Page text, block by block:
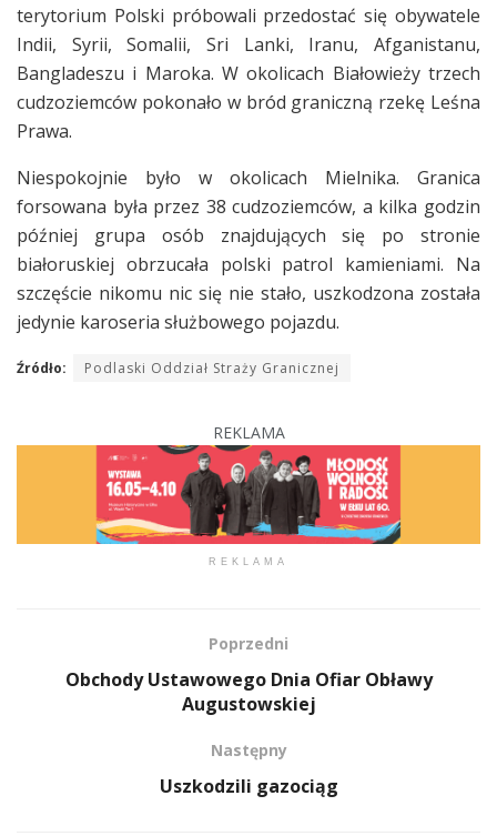
terytorium Polski próbowali przedostać się obywatele
Indii, Syrii, Somalii, Sri Lanki, Iranu, Afganistanu,
Bangladeszu i Maroka. W okolicach Białowieży trzech
cudzoziemców pokonało w bród graniczną rzekę Leśna
Prawa.
Niespokojnie było w okolicach Mielnika. Granica
forsowana była przez 38 cudzoziemców, a kilka godzin
później grupa osób znajdujących się po stronie
białoruskiej obrzucała polski patrol kamieniami. Na
szczęście nikomu nic się nie stało, uszkodzona została
jedynie karoseria służbowego pojazdu.
Źródło: Podlaski Oddział Straży Granicznej
REKLAMA
REKLAMA
Poprzedni
Obchody Ustawowego Dnia Ofiar Obławy
Augustowskiej
Następny
Uszkodzili gazociąg